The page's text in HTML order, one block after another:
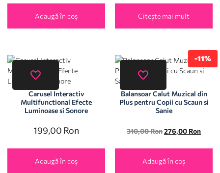
Adaugă în coș Citește mai mult
Carusel Interactiv
Multifunctional Efecte
Luminoase si Sonore
199,00 Ron
Adaugă în coș
-11%
Balansoar Calut Muzical din
Plus pentru Copii cu Scaun si
Sanie
310,00Ron276,00 Ron
Adaugă în coș